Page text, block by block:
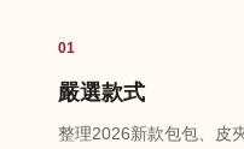
01
嚴選款式
整理2026新款包包、皮